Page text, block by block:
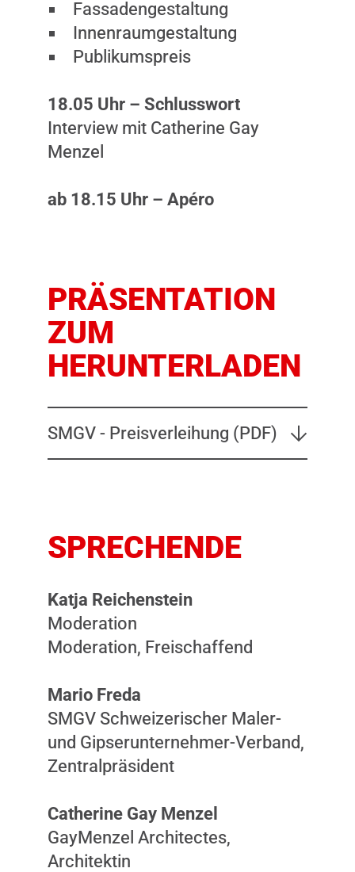
Fassadengestaltung
Innenraumgestaltung
Publikumspreis
18.05 Uhr – Schlusswort
Interview mit Catherine Gay
Menzel
ab 18.15 Uhr – Apéro
PRÄSENTATION
ZUM
HERUNTERLADEN
SMGV - Preisverleihung (PDF)
SPRECHENDE
Katja Reichenstein
Moderation
Moderation, Freischaffend
Mario Freda
SMGV Schweizerischer Maler-
und Gipserunternehmer-Verband,
Zentralpräsident
Catherine Gay Menzel
GayMenzel Architectes,
Architektin